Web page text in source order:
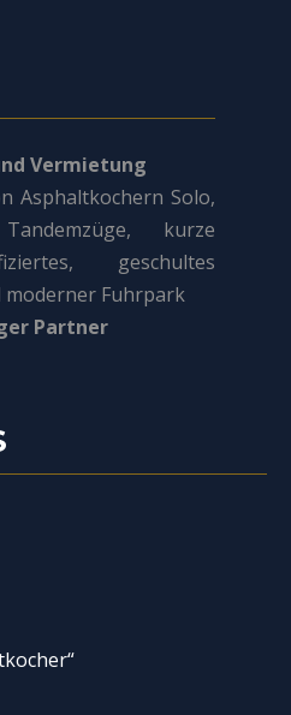
Vermietung
Asphaltkochern Solo,
kurze
geschultes
Fuhrpark
Partner